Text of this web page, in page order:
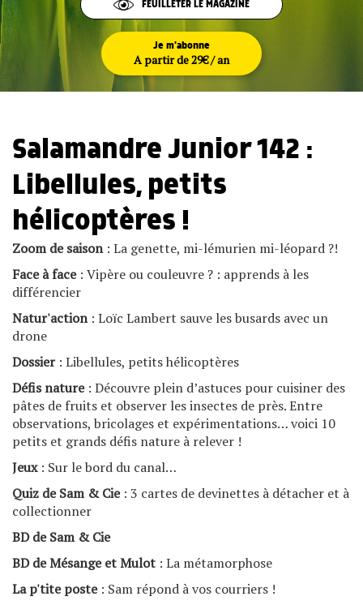
FEUILLETER LE MAGAZINE
Je m'abonne
A partir de 29€ / an
Salamandre Junior 142 :
Libellules, petits
hélicoptères !
Zoom de saison: La genette, mi-lémurien mi-léopard ?!
Face à face: Vipère ou couleuvre ? : apprends à les
différencier
Natur'action: Loïc Lambert sauve les busards avec un
drone
Dossier: Libellules, petits hélicoptères
Défis nature: Découvre plein d’astuces pour cuisiner des
pâtes de fruits et observer les insectes de près. Entre
observations, bricolages et expérimentations… voici 10
petits et grands défis nature à relever !
Jeux : Sur le bord du canal…
Quiz de Sam & Cie: 3 cartes de devinettes à détacher et à
collectionner
BD de Sam & Cie
BD de Mésange et Mulot : La métamorphose
La p'tite poste: Sam répond à vos courriers !